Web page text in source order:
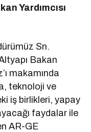
Yardımcısı
Sn.
Bakan
makamında
teknoloji ve
iş birlikleri, yapay
faydalar ile
AR-GE